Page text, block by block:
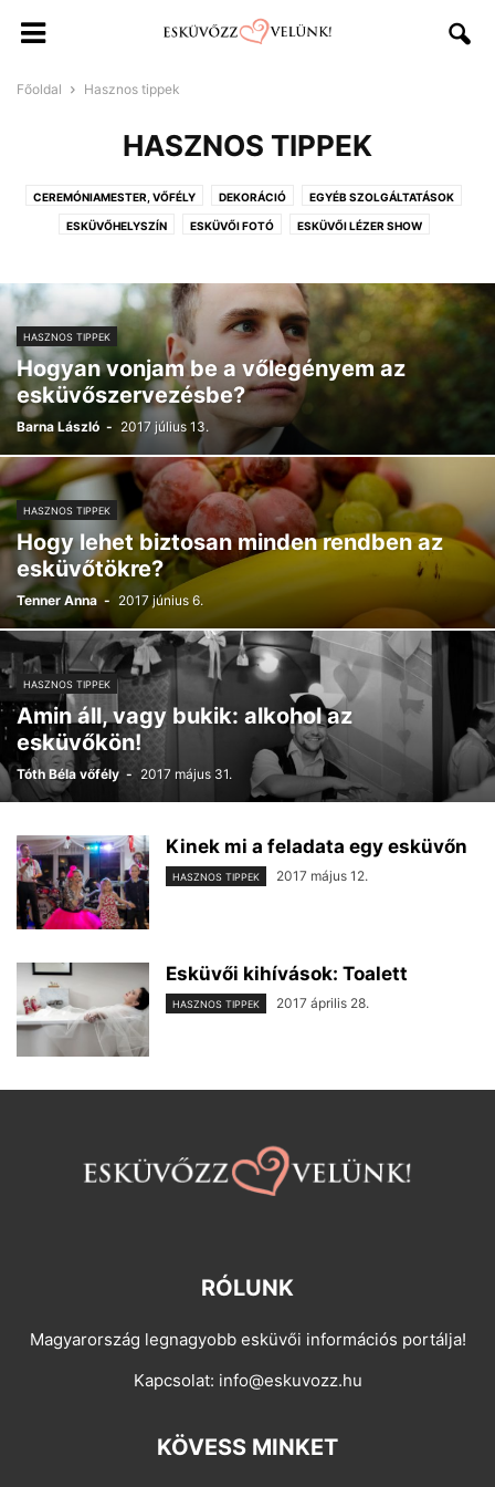
Főoldal Hasznos tippek
HASZNOS TIPPEK
CEREMÓNIAMESTER, VŐFÉLY DEKORÁCIÓ EGYÉB SZOLGÁLTATÁSOK
ESKÜVŐHELYSZÍN ESKÜVŐI FOTÓ ESKÜVŐI LÉZER SHOW
ESKÜVŐI SZOKÁSOK ESKÜVŐI VIDEÓ ESKÜVŐSZERVEZÉS
HASZNOS TIPPEK INFORMÁCIÓK OLDAL INFORMÁCIÓK
STYLIST, FODRÁSZ, SMINKES SZAKÉRTŐINK SZERTARTÁSVEZETŐ
TRENDEK, ESKÜVŐI DIVAT ZENEKAR, DJ
HASZNOS TIPPEK
Hogyan vonjam be a vőlegényem az
esküvőszervezésbe?
Barna László - 2017 július 13.
HASZNOS TIPPEK
Hogy lehet biztosan minden rendben az
esküvőtökre?
Tenner Anna - 2017 június 6.
HASZNOS TIPPEK
Amin áll, vagy bukik: alkohol az
esküvőkön!
Tóth Béla vőfély - 2017 május 31.
Kinek mi a feladata egy esküvőn
HASZNOS TIPPEK 2017 május 12.
Esküvői kihívások: Toalett
HASZNOS TIPPEK 2017 április 28.
RÓLUNK
Magyarország legnagyobb esküvői információs portálja!
Kapcsolat: info@eskuvozz.hu
KÖVESS MINKET